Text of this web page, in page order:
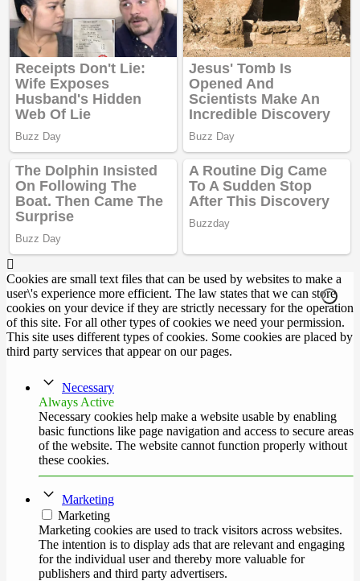
Cookies are small text files that can be used by websites to make a
user\'s experience more efficient. The law states that we can store
cookies on your device if they are strictly necessary for the operation
of this site. For all other types of cookies we need your permission.
This site uses different types of cookies. Some cookies are placed by
third party services that appear on our pages.
Necessary
Always Active
Necessary cookies help make a website usable by enabling
basic functions like page navigation and access to secure areas
of the website. The website cannot function properly without
these cookies.
Marketing
Marketing
Marketing cookies are used to track visitors across websites.
The intention is to display ads that are relevant and engaging
for the individual user and thereby more valuable for
publishers and third party advertisers.